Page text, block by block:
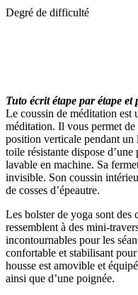
Degré de difficulté
Tuto écrit étape par étape et
Le coussin de méditation est
méditation. Il vous permet de
position verticale pendant un
toile résistante dispose
lavable en machine. Sa
invisible. Son coussin
de cosses d’épeautre.
Les bolster de yoga sont des
ressemblent à des mini-
incontournables pour les
confortable et stabilisant
housse est amovible et
ainsi que d’une poignée.